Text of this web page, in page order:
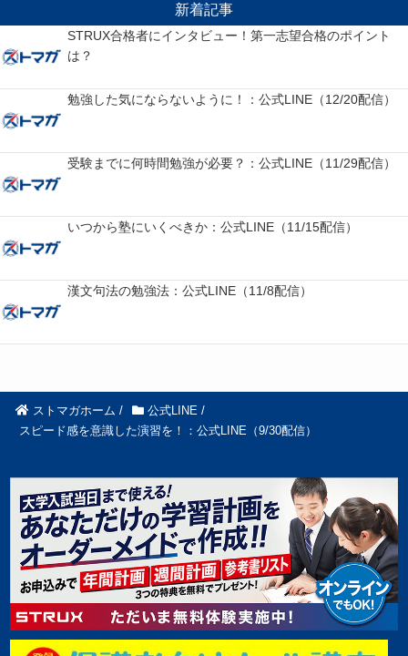
新着記事
STRUX合格者にインタビュー！第一志望合格のポイント
は？
勉強した気にならないように！：公式LINE（12/20配信）
受験までに何時間勉強が必要？：公式LINE（11/29配信）
いつから塾にいくべきか：公式LINE（11/15配信）
漢文句法の勉強法：公式LINE（11/8配信）
ストマガホーム / 公式LINE /
スピード感を意識した演習を！：公式LINE（9/30配信）